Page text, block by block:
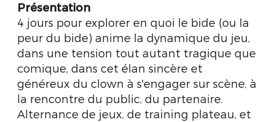
Présentation
4 jours pour explorer en quoi le bide (ou la
peur du bide) anime la dynamique du jeu,
dans une tension tout autant tragique que
comique, dans cet élan sincère et
généreux du clown à s'engager sur scène, à
la rencontre du public, du partenaire.
Alternance de jeux, de training plateau, et